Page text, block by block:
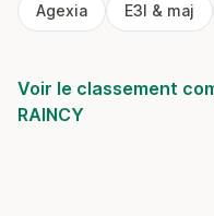
Agexia E3l & maj
Voir le classement
RAINCY